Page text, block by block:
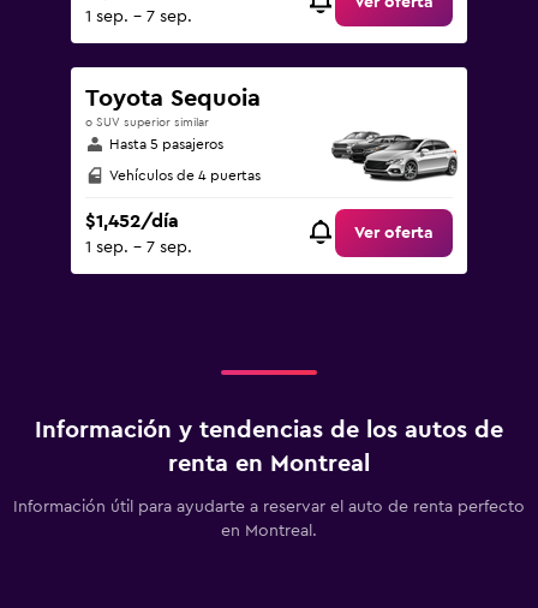
1 sep. - 7 sep.
Toyota Sequoia
o SUV superior similar
Hasta 5 pasajeros
Vehículos de 4 puertas
$1,452/día
1 sep. - 7 sep.
Ver oferta
Información y tendencias de los autos de
renta en Montreal
Información útil para ayudarte a reservar el auto de renta perfecto
en Montreal.